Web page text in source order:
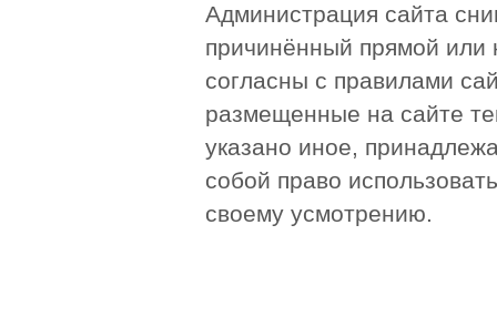
Администрация сайта
причинённый прямой или
согласны с правилами
размещенные на сайте
указано иное,
собой право
своему усмотрению.